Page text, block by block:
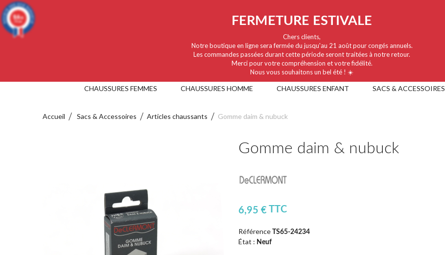
CHAUSSURES FEMMES CHAUSSURES HOMME CHAUSSURES ENFANT SACS & ACCESSOIRES
FERMETURE ESTIVALE
Chers clients,
Notre boutique en ligne sera fermée du jusqu'au 21 août pour congés annuels.
Les commandes passées durant cette période seront traitées à notre retour.
Merci pour votre compréhension et votre fidélité.
Nous vous souhaitons un bel été ! ☀️
Accueil Sacs & Accessoires Articles chaussants Gomme daim & nubuck
Gomme daim & nubuck
6,95 € TTC
Référence TS65-24234
État : Neuf
9.4/10